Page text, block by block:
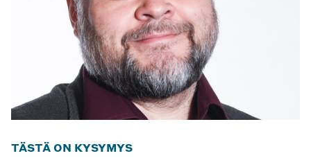
TÄSTÄ ON KYSYMYS